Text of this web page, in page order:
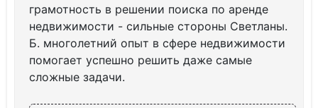
грамотность в решении поиска по аренде
недвижимости - сильные стороны Светланы.
Б. многолетний опыт в сфере недвижимости
помогает успешно решить даже самые
сложные задачи.